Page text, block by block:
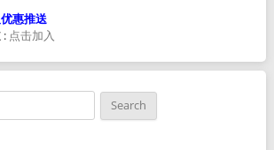
惠推送
: 点击加入